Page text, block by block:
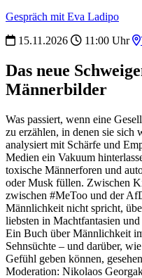
Gespräch mit Eva Ladipo
15.11.2026
11:00 Uhr
Das neue
Männerbilder
Was passiert, wenn eine
zu erzählen, in denen sie sich
analysiert mit Schärfe und
Medien ein Vakuum
toxische Männerforen und
oder Musk füllen. Zwischen
zwischen #MeToo und der
Männlichkeit nicht spricht,
liebsten in Machtfantasien
Ein Buch über Männlichkeit
Sehnsüchte – und darüber,
Gefühl geben können,
Moderation: Nikolaos